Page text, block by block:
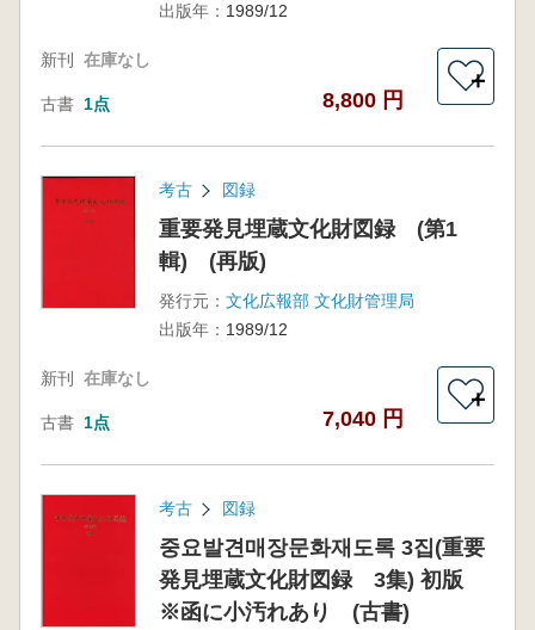
出版年： 1989/12
新刊 在庫なし
古書 1点 8,800 円
＋
考古 図録
重要発見埋蔵文化財図録 (第1
輯) (再版)
発行元： 文化広報部 文化財管理局
出版年： 1989/12
新刊 在庫なし
古書 1点 7,040 円
＋
考古 図録
중요발견매장문화재도록 3집(重要
発見埋蔵文化財図録 3集) 初版
※函に小汚れあり (古書)